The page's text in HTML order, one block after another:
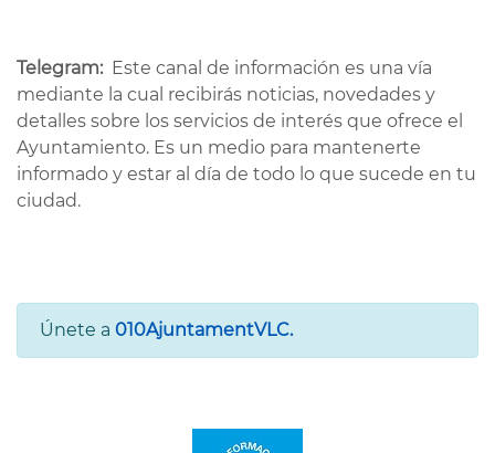
Telegram: Este canal de información es una vía
mediante la cual recibirás noticias, novedades y
detalles sobre los servicios de interés que ofrece el
Ayuntamiento. Es un medio para mantenerte
informado y estar al día de todo lo que sucede en tu
ciudad.
Únete a 010AjuntamentVLC.